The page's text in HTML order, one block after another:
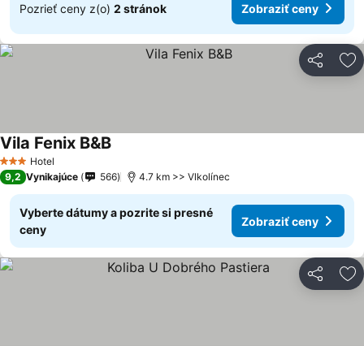
Pozrieť ceny z(o) 2 stránok Zobraziť ceny
Zdieľať
3 Počet hviezdičiek
Hotel
Vila Fenix B&B
9,2 Vynikajúce 566 4.7 km >> Vlkolínec
Vyberte dátumy a pozrite si presné
ceny
Zobraziť ceny
Zdieľať